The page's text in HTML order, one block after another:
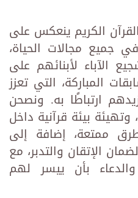
الكريم ينعكس على
جميع مجالات الحياة،
الآباء لأبنائهم على
المباركة، التي تعزز
ارتباطًا به. ونصحن
وتهيئة بيئة قرآنية داخل
بطرق ممتعة، إضافة إلى
الإتقان والتدبر، مع
والدعاء بأن ييسر لهم